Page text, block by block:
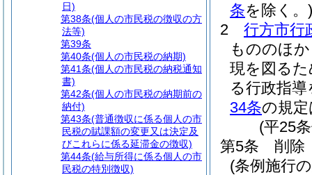
条を除く。)
2
行方市行
もののほ
現を図る
る行政指
34条の規
(平25
第5条
削除
(条例施行
日)
第38条(個人の市民税の徴収の方
法等)
第39条
第40条(個人の市民税の納期)
第41条(個人の市民税の納税通知
書)
第42条(個人の市民税の納期前の
納付)
第43条(普通徴収に係る個人の市
民税の賦課額の変更又は決定及
びこれらに係る延滞金の徴収)
第44条(給与所得に係る個人の市
民税の特別徴収)